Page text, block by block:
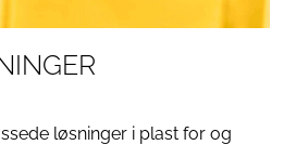
løsninger i plast for og